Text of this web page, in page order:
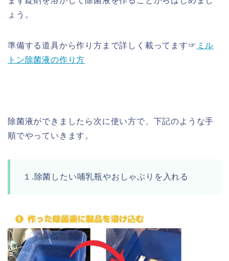
ょう。
準備する道具から作り方まで詳しく載ってます☞ ミル
トン除菌液の作り方
除菌液ができましたら次に使い方で、下記のような手
順でやっていきます。
１.除菌したい哺乳瓶やおしゃぶりを入れる